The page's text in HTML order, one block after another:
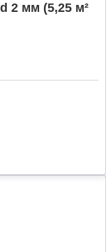
2 мм (5,25 м²